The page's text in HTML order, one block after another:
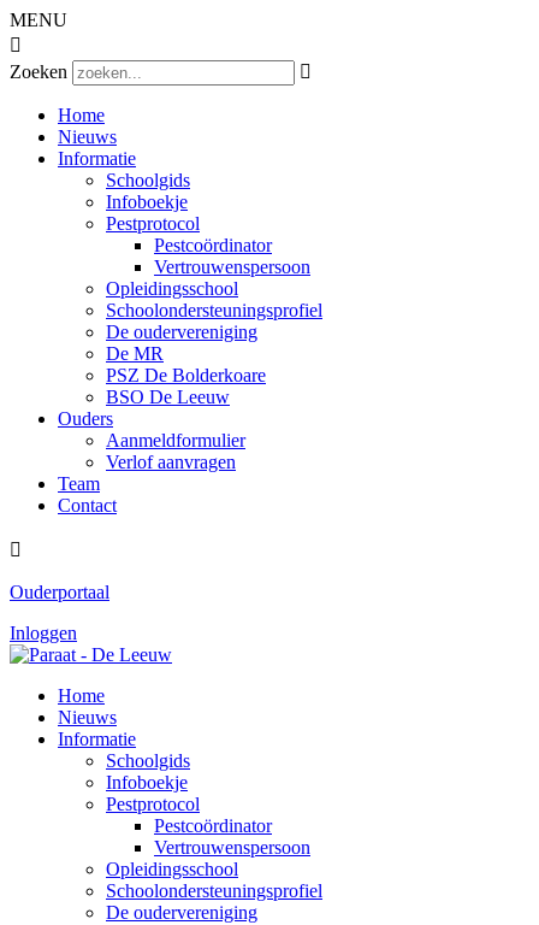
MENU

Zoeken

Home
Nieuws
Informatie
Schoolgids
Infoboekje
Pestprotocol
Pestcoördinator
Vertrouwenspersoon
Opleidingsschool
Schoolondersteuningsprofiel
De oudervereniging
De MR
PSZ De Bolderkoare
BSO De Leeuw
Ouders
Aanmeldformulier
Verlof aanvragen
Team
Contact

Ouderportaal
Inloggen
Home
Nieuws
Informatie
Schoolgids
Infoboekje
Pestprotocol
Pestcoördinator
Vertrouwenspersoon
Opleidingsschool
Schoolondersteuningsprofiel
De oudervereniging